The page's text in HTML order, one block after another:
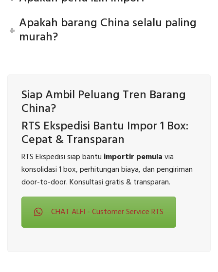
Apakah barang China selalu paling
murah?
Siap Ambil Peluang Tren Barang
China?
RTS Ekspedisi Bantu Impor 1 Box:
Cepat & Transparan
RTS Ekspedisi siap bantu importir pemulavia
konsolidasi 1 box, perhitungan biaya, dan pengiriman
door-to-door. Konsultasi gratis & transparan.
CHAT ALFI - Customer Service RTS